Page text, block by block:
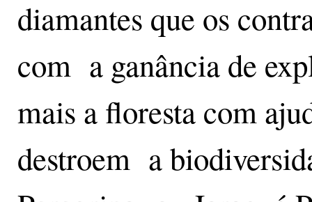
diamantes que os
com a ganância de
mais a floresta com
destroem a